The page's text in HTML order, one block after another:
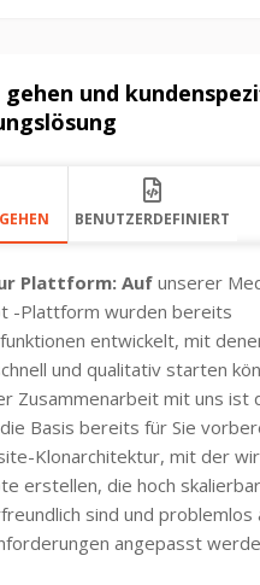
und
BENUTZERDEFINIERT
Plattform: Auf unserer
-Plattform wurden bereits
entwickelt, mit
und qualitativ starten
Zusammenarbeit mit uns ist
Basis bereits für Sie
Klonarchitektur, mit der
erstellen, die hoch
sind und problemlos
angepasst